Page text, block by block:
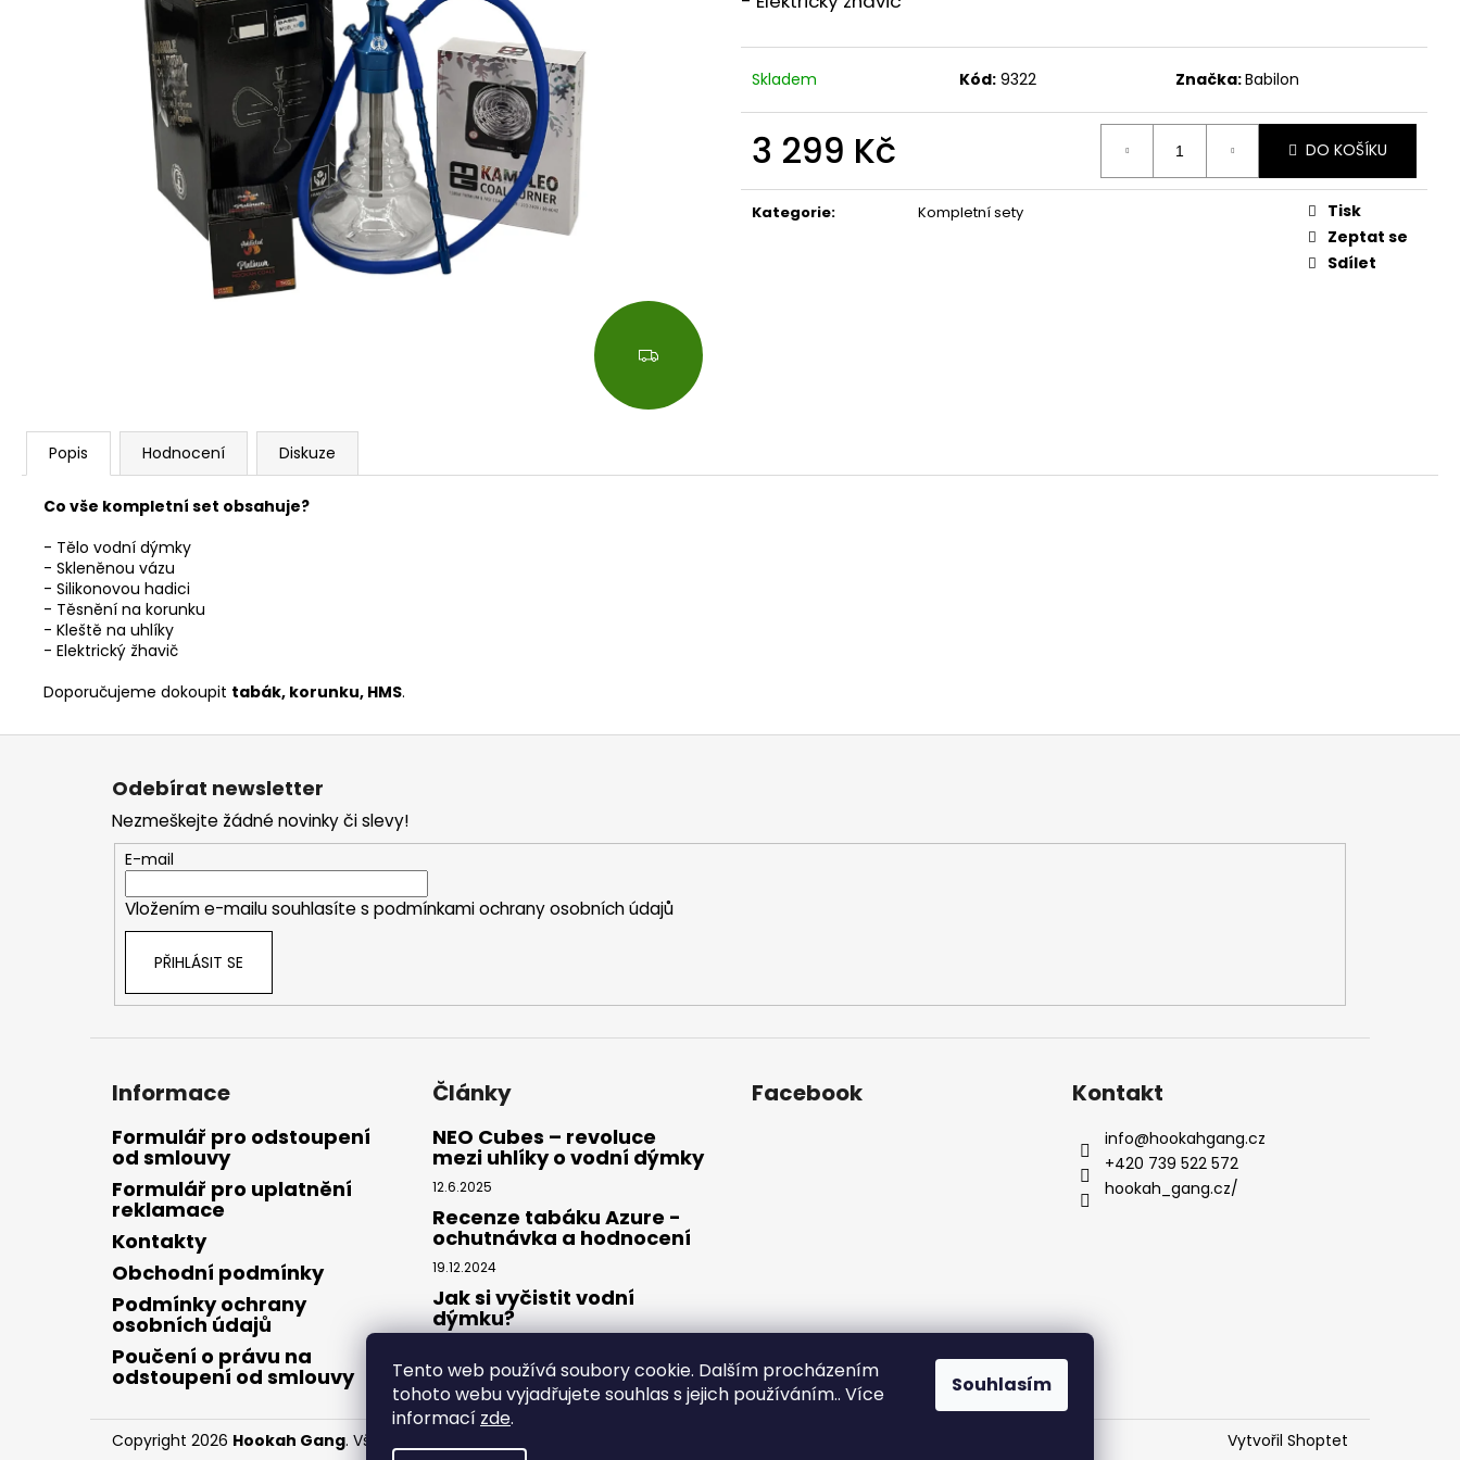
Tento web používá soubory cookie. Dalším procházením
tohoto webu vyjadřujete souhlas s jejich používáním.. Více
informací zde.
Souhlasím
Skladem Kód: 9322 Značka:Babilon
3 299 Kč
cena:
DO KOŠÍKU
Kategorie: Kompletní sety
Tisk
Zeptat se
Sdílet
Z
R
Popis Hodnocení Diskuze
Co vše kompletní set obsahuje?
- Tělo vodní dýmky
- Skleněnou vázu
- Silikonovou hadici
- Těsnění na korunku
- Kleště na uhlíky
- Elektrický žhavič
Doporučujeme dokoupit tabák, korunku, HMS.
Z
Odebírat newsletter
Nezmeškejte žádné novinky či slevy!
E-mail
Vložením e-mailu souhlasíte s podmínkami ochrany osobních údajů
PŘIHLÁSIT SE
Informace
Formulář pro odstoupení
od smlouvy
Formulář pro uplatnění
reklamace
Kontakty
Obchodní podmínky
Podmínky ochrany
osobních údajů
Poučení o právu na
odstoupení od smlouvy
Články
NEO Cubes – revoluce
mezi uhlíky o vodní dýmky
12.6.2025
Recenze tabáku Azure -
ochutnávka a hodnocení
19.12.2024
Jak si vyčistit vodní
dýmku?
Facebook Kontakt
info@hookahgang.cz
+420 739 522 572
hookah_gang.cz/
Vytvořil Shoptet
Copyright 2026 Hookah Gang. Všechna práva vyhrazena.